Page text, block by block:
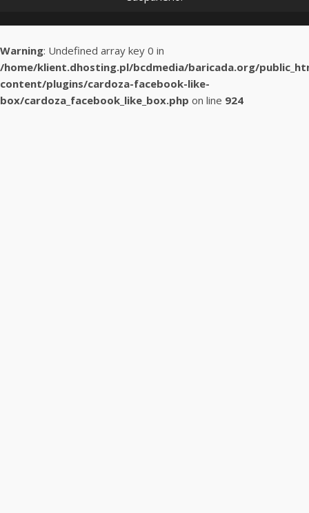
Warning: Undefined array key 0 in
/home/klient.dhosting.pl/bcdmedia/baricada.org/
content/plugins/cardoza-facebook-like-
box/cardoza_facebook_like_box.php on line 924